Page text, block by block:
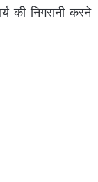
की निगरानी करने